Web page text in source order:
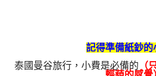
記得準備紙鈔的
泰國曼谷旅行，小費是必備的 （